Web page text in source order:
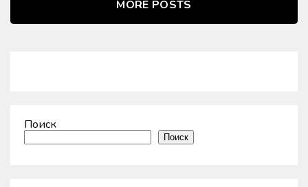
MORE POSTS
Поиск
Поиск